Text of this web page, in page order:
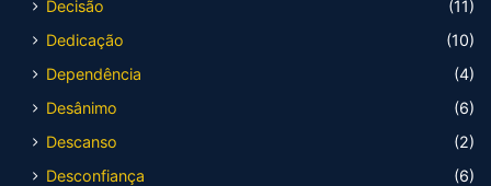
Decisão
(11)
Dedicação
(10)
Dependência
(4)
Desânimo
(6)
Descanso
(2)
Desconfiança
(6)